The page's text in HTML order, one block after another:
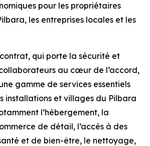
pour les propriétaires
les entreprises locales et les
qui porte la sécurité et
au cœur de l’accord,
gamme de services essentiels
installations et villages du Pilbara
l’hébergement, la
de détail, l’accès à des
et de bien-être, le nettoyage,